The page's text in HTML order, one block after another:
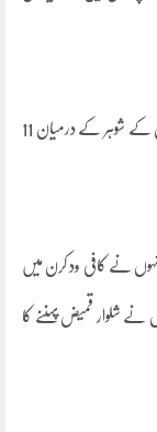
بھارتی میڈیا رپورٹس کے مطابق کچھ عرصہ قبل ہی ایشا اور ان کے شوہر کے درمیان 11
نے کافی ود کرن میں
شلوار قمیض پہننے کا